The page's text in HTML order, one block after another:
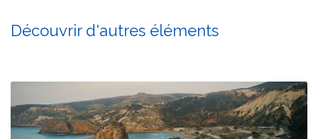
Découvrir d'autres éléments